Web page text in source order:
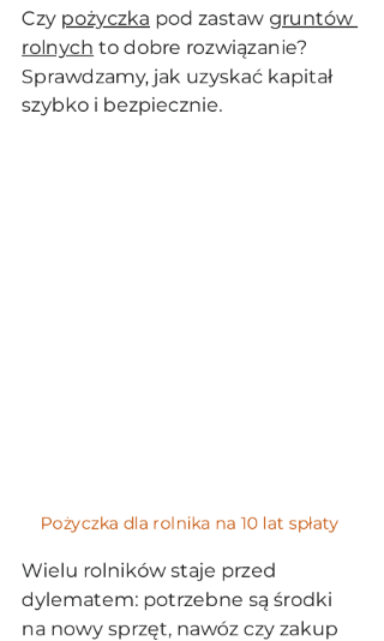
Czy pożyczka pod zastaw gruntów
rolnych to dobre rozwiązanie?
Sprawdzamy, jak uzyskać kapitał
szybko i bezpiecznie.
Pożyczka dla rolnika na 10 lat spłaty
Wielu rolników staje przed
dylematem: potrzebne są środki
na nowy sprzęt, nawóz czy zakup